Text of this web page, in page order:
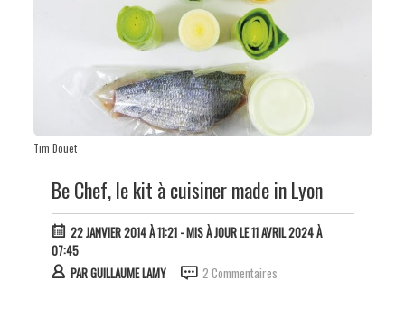
Tim Douet
Be Chef, le kit à cuisiner made in Lyon
22 JANVIER 2014 À 11:21- MIS À JOUR LE 11 AVRIL 2024 À
07:45
PARGUILLAUME LAMY 2 Commentaires